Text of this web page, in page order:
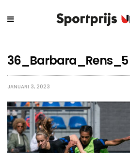
36_Barbara_Rens_5
JANUARI 3, 2023